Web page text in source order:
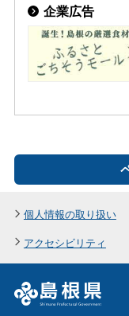
企業広告
個人情報の取り扱い
アクセシビリティ